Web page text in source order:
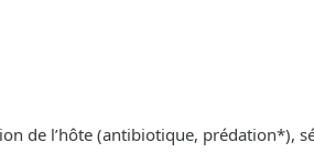
de l’hôte (antibiotique, prédation*),